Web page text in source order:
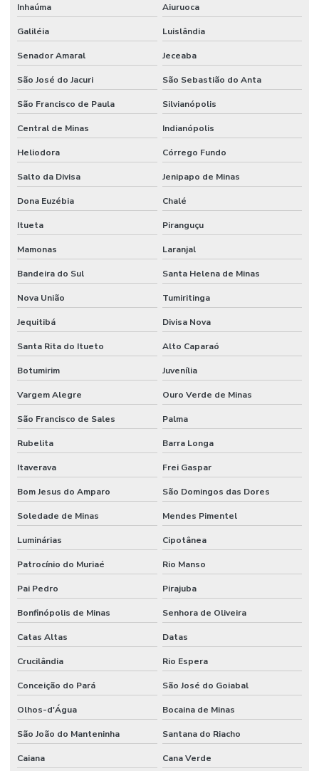
Inhaúma Aiuruoca
Galiléia Luislândia
Senador Amaral Jeceaba
São José do Jacuri São Sebastião do Anta
São Francisco de Paula Silvianópolis
Central de Minas Indianópolis
Heliodora Córrego Fundo
Salto da Divisa Jenipapo de Minas
Dona Euzébia Chalé
Itueta Piranguçu
Mamonas Laranjal
Bandeira do Sul Santa Helena de Minas
Nova União Tumiritinga
Jequitibá Divisa Nova
Santa Rita do Itueto Alto Caparaó
Botumirim Juvenília
Vargem Alegre Ouro Verde de Minas
São Francisco de Sales Palma
Rubelita Barra Longa
Itaverava Frei Gaspar
Bom Jesus do Amparo São Domingos das Dores
Soledade de Minas Mendes Pimentel
Luminárias Cipotânea
Patrocínio do Muriaé Rio Manso
Pai Pedro Pirajuba
Bonfinópolis de Minas Senhora de Oliveira
Catas Altas Datas
Crucilândia Rio Espera
Conceição do Pará São José do Goiabal
Olhos-d'Água Bocaina de Minas
São João do Manteninha Santana do Riacho
Caiana Cana Verde